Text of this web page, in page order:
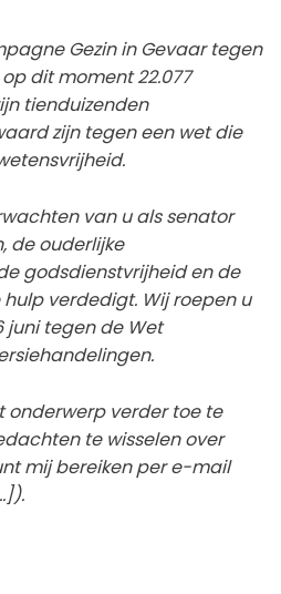
Gezin in Gevaar tegen
dit moment 22.077
tienduizenden
zijn tegen een wet die
van u als senator
de ouderlijke
godsdienstvrijheid en de
verdedigt. Wij roepen u
juni tegen de Wet
onderwerp verder toe te
te wisselen over
mij bereiken per e-mail